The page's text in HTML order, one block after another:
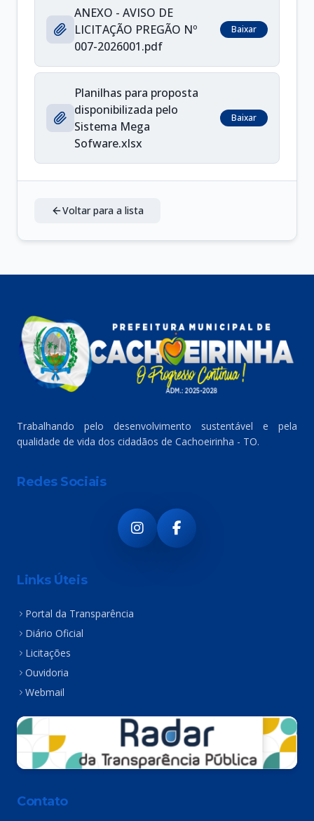
ANEXO - AVISO DE
LICITAÇÃO PREGÃO Nº
007-2026001.pdf
Baixar
Planilhas para proposta
disponibilizada pelo
Sistema Mega
Sofware.xlsx
Baixar
Voltar para a lista
Trabalhando pelo desenvolvimento sustentável e pela
qualidade de vida dos cidadãos de Cachoeirinha - TO.
Redes Sociais
Links Úteis
Portal da Transparência
Diário Oficial
Licitações
Ouvidoria
Webmail
Contato